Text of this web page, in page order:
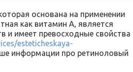
основана на применении
как витамин А, является
и имеет превосходные свойства
esteticheskaya-
информации про ретиноловый